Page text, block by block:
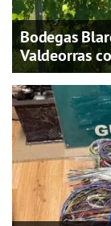
Bodegas
Valdeorras